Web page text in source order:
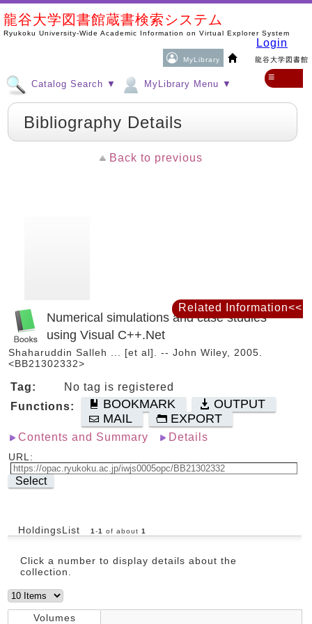
龍谷大学図書館蔵書検索システム
Ryukoku University-Wide Academic Information on Virtual Explorer System
MyLibrary 龍谷大学図書館
Login
Catalog Search ▼ MyLibrary Menu ▼
≡
Bibliography Details
Back to previous
Numerical simulations and case studies
using Visual C++.Net
Shaharuddin Salleh ... [et al]. -- John Wiley, 2005.
<BB21302332>
Tag:
No tag is registered
Functions:
BOOKMARK
OUTPUT
MAIL
EXPORT
Contents and Summary Details
URL:
Select
HoldingsList 1 -1 of about 1
Click a number to display details about the
collection.
Volumes
Related Information<<